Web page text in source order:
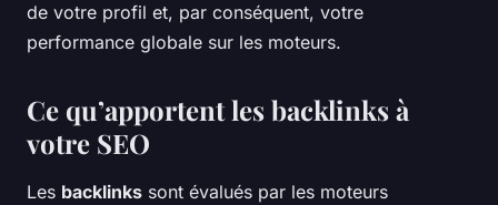
de votre profil et, par conséquent, votre
performance globale sur les moteurs.
Ce qu’apportent lesbacklinksà
votre SEO
Les backlinks sont évalués par les moteurs